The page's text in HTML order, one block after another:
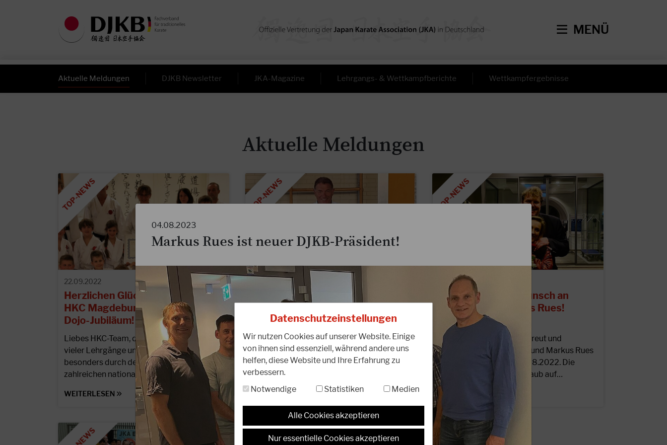
Datenschutzeinstellungen
Wir nutzen Cookies auf unserer Website. Einige
von ihnen sind essenziell, während andere uns
helfen, diese Website und Ihre Erfahrung zu
verbessern.
Notwendige
Statistiken Medien
Alle Cookies akzeptieren
Nur essentielle Cookies akzeptieren
MENÜ
Aktuelle Meldungen DJKB Newsletter JKA-Magazine Lehrgangs- & Wettkampfberichte Wettkampfergebnisse
Aktuelle Meldungen
22.09.2022
Herzlichen Glückwunsch an den
HKC Magdeburg zum 25jährigen
Dojo-Jubiläum!
Liebes HKC-Team, durch die Ausrichtung
vieler Lehrgänge und Meisterschaften und
besonders durch den Gewinn der
zahlreichen nationalen und…
WEITERLESEN
Herzlichen Glückwunsch zum
Ronny Repp!
Lieber Ronny, ich möchte dir persönlich
und im Namen des DJKB sehr herzlich zu
deinem 50jährigen Karatejubiläum
gratulieren. Du warst in deiner…
WEITERLESEN
08.09.2022
Herzlichen Glückwunsch an
Christin und Markus Rues!
Das Präsidium ist sehr erfreut und
beglückwünscht Christin und Markus Rues
zu ihrer Hochzeit am 28.08.2022. Die
Trauung fand in ihrem Urlaub auf…
WEITERLESEN
04.08.2023
Markus Rues ist neuer DJKB-Präsident!